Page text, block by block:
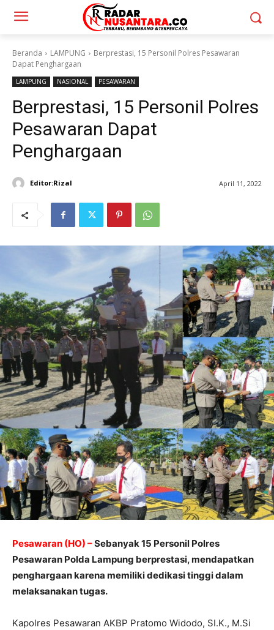
Beranda LAMPUNG
Berprestasi, 15 Personil Polres Pesawaran
Dapat Penghargaan
LAMPUNG NASIONAL PESAWARAN
Berprestasi, 15 Personil Polres
Pesawaran Dapat
Penghargaan
Editor:Rizal April 11, 2022
Pesawaran (HO) –Sebanyak 15 Personil Polres
Pesawaran Polda Lampung berprestasi, mendapatkan
penghargaan karena memiliki dedikasi tinggi dalam
melaksanakan tugas.
Kapolres Pesawaran AKBP Pratomo Widodo, SI.K., M.Si